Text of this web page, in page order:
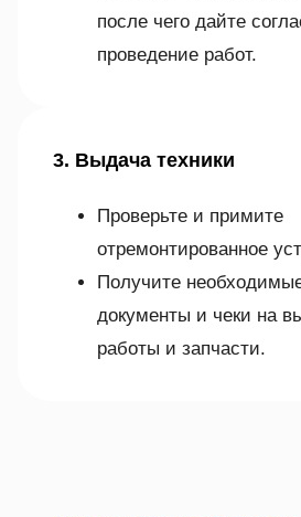
после чего дайте
проведение работ.
3. Выдача техники
Проверьте и примите
отремонтированное
Получите
документы и чеки на
работы и запчасти.